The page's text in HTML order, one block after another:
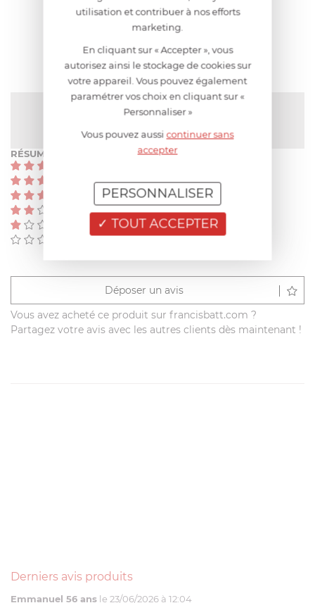
AVIS CLIENT
NOTE MOYENNE
RÉSUMÉ
(0)
Déposer un avis
Vous avez acheté ce produit sur francisbatt.com ?
Partagez votre avis avec les autres clients dès maintenant !
Derniers avis produits
Emmanuel 56 ans le 23/06/2026 à 12:04
utilisation et contribuer à nos efforts
marketing.
En cliquant sur « Accepter », vous
autorisez ainsi le stockage de cookies sur
votre appareil. Vous pouvez également
paramétrer vos choix en cliquant sur «
Personnaliser »
Vous pouvez aussicontinuer sans
accepter
TOUT ACCEPTER
PERSONNALISER